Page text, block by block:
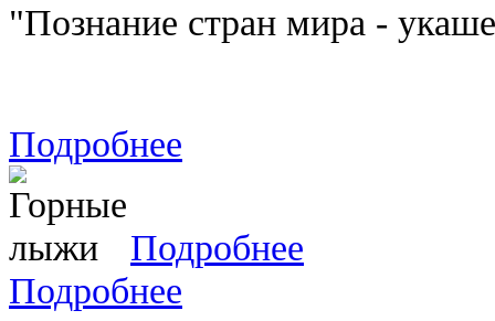
"Познание стран мира -
Подробнее
Подробнее
Подробнее